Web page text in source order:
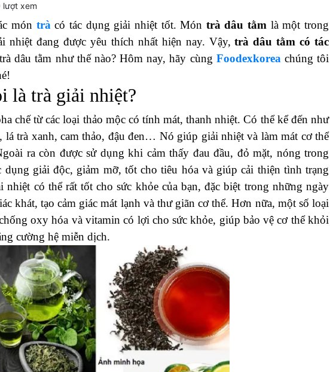
lượt xem
món trà có tác dụng giải nhiệt tốt. Món trà dâu tằm là một trong
nhiệt đang được yêu thích nhất hiện nay. Vậy,trà dâu tằm có tác
dâu tằm như thế nào? Hôm nay, hãy cùng Foodexkorea chúng tôi
là trà giải nhiệt?
chế từ các loại thảo mộc có tính mát, thanh nhiệt. Có thể kể đến như
lá trà xanh, cam thảo, đậu đen… Nó giúp giải nhiệt và làm mát cơ thể
ra còn được sử dụng khi cảm thấy đau đầu, đỏ mặt, nóng trong
dụng giải độc, giảm mỡ, tốt cho tiêu hóa và giúp cải thiện tình trạng
nhiệt có thể rất tốt cho sức khỏe của bạn, đặc biệt trong những ngày
khát, tạo cảm giác mát lạnh và thư giãn cơ thể. Hơn nữa, một số loại
oxy hóa và vitamin có lợi cho sức khỏe, giúp bảo vệ cơ thể khỏi
cường hệ miễn dịch.